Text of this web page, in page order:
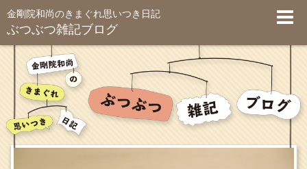
金剛院和尚のきまぐれ思いつき日記
ぶつぶつ雑記ブログ